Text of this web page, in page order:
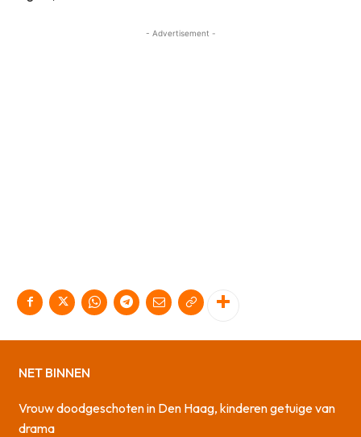
- Advertisement -
NET BINNEN
Vrouw doodgeschoten in Den Haag, kinderen getuige van
drama